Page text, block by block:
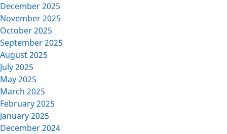
December 2025
November 2025
October 2025
September 2025
August 2025
July 2025
May 2025
March 2025
February 2025
January 2025
December 2024